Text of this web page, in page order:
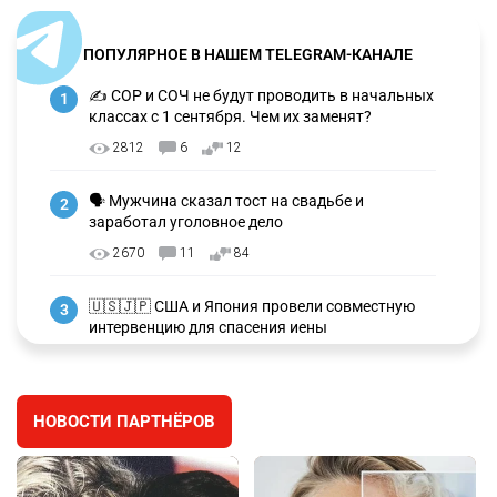
ПОПУЛЯРНОЕ В НАШЕМ TELEGRAM-КАНАЛЕ
1
✍️ СОР и СОЧ не будут проводить в начальных
классах с 1 сентября. Чем их заменят?
2812 6 12
2
🗣 Мужчина сказал тост на свадьбе и
заработал уголовное дело
2670 11 84
3
🇺🇸🇯🇵 США и Япония провели совместную
интервенцию для спасения иены
4
💬 Димаш Кудайберген ответил на критику
нового клипа
2703 6 77
НОВОСТИ ПАРТНЁРОВ